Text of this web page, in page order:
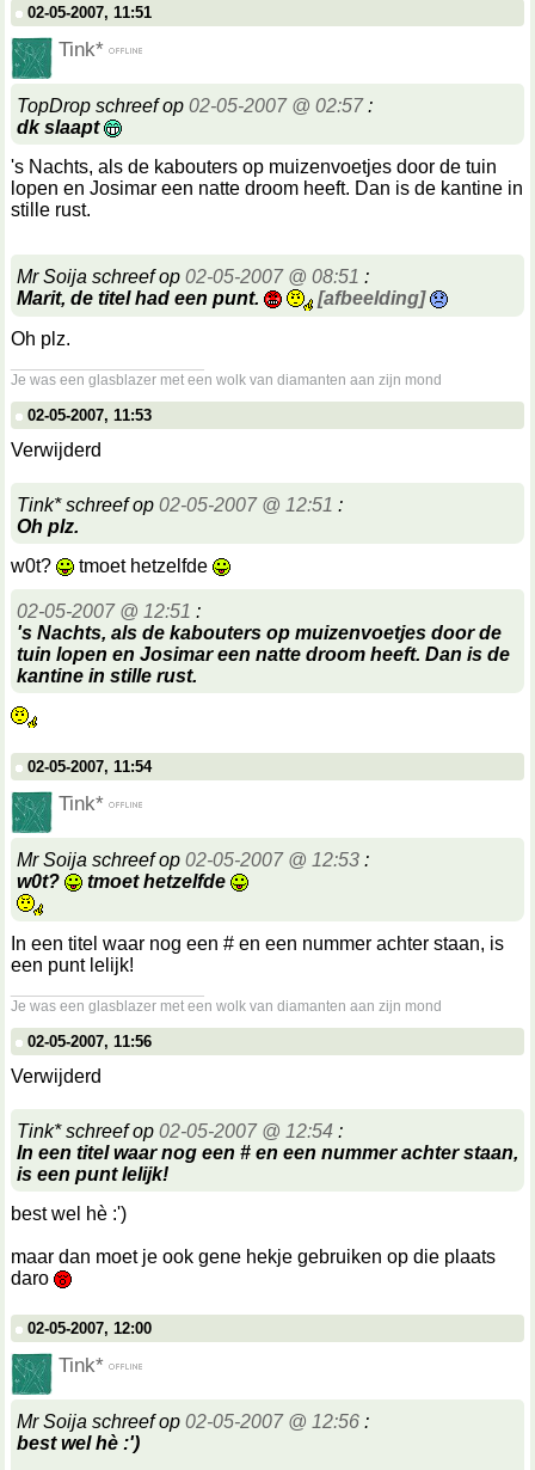
02-05-2007, 11:51
Tink*
TopDrop schreef op 02-05-2007 @ 02:57:
dk slaapt
's Nachts, als de kabouters op muizenvoetjes door de tuin
lopen en Josimar een natte droom heeft. Dan is de kantine in
stille rust.
Mr Soija schreef op 02-05-2007 @ 08:51 :
Marit, de titel had een punt.
[afbeelding]
Oh plz.
Je was een glasblazer met een wolk van diamanten aan zijn mond
02-05-2007, 11:53
Verwijderd
Tink* schreef op 02-05-2007 @ 12:51 :
Oh plz.
w0t?
tmoet hetzelfde
02-05-2007 @ 12:51 :
's Nachts, als de kabouters op muizenvoetjes door de
tuin lopen en Josimar een natte droom heeft. Dan is de
kantine in stille rust.
02-05-2007, 11:54
Tink*
Mr Soija schreef op 02-05-2007 @ 12:53 :
w0t?
tmoet hetzelfde
In een titel waar nog een # en een nummer achter staan, is
een punt lelijk!
Je was een glasblazer met een wolk van diamanten aan zijn mond
02-05-2007, 11:56
Verwijderd
Tink* schreef op 02-05-2007 @ 12:54 :
In een titel waar nog een # en een nummer achter staan,
is een punt lelijk!
best wel hè :')
maar dan moet je ook gene hekje gebruiken op die plaats
daro
02-05-2007, 12:00
Tink*
Mr Soija schreef op 02-05-2007 @ 12:56 :
best wel hè :')